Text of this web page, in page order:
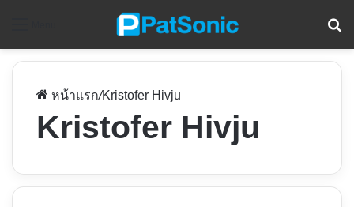
หน้าแรก/Kristofer Hivju
Kristofer Hivju